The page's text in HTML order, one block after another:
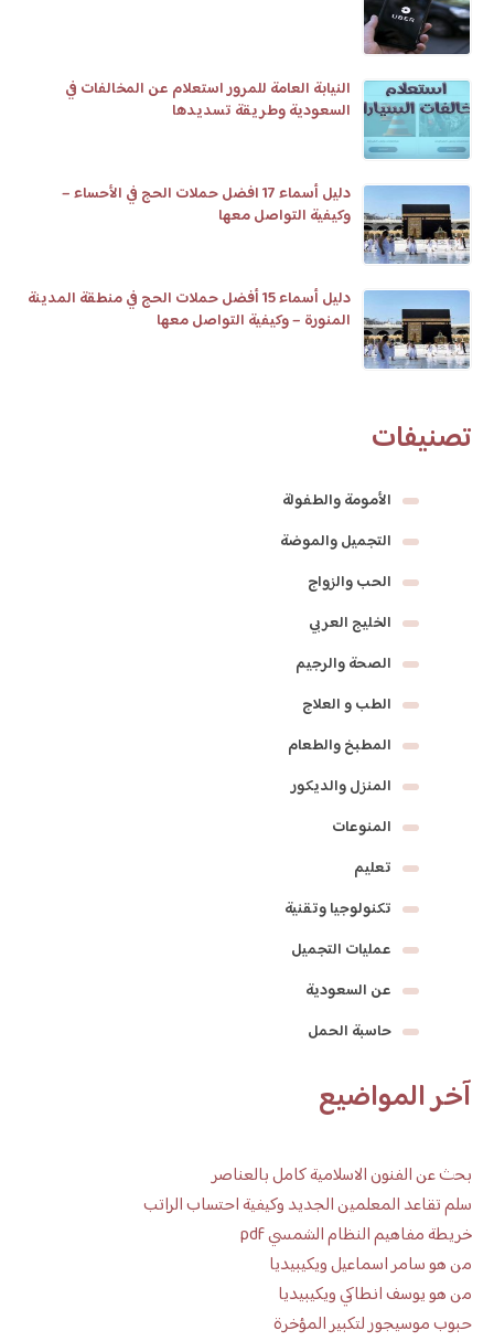
النيابة العامة للمرور استعلام عن المخالفات في
السعودية وطريقة تسديدها
دليل أسماء 17 افضل حملات الحج في الأحساء –
وكيفية التواصل معها
دليل أسماء 15 أفضل حملات الحج في منطقة المدينة
المنورة – وكيفية التواصل معها
تصنيفات
الأمومة والطفولة
التجميل والموضة
الحب والزواج
الخليج العربي
الصحة والرجيم
الطب و العلاج
المطبخ والطعام
المنزل والديكور
المنوعات
تعليم
تكنولوجيا وتقنية
عمليات التجميل
عن السعودية
حاسبة الحمل
آخر المواضيع
بحث عن الفنون الاسلامية كامل بالعناصر
سلم تقاعد المعلمين الجديد وكيفية احتساب الراتب
خريطة مفاهيم النظام الشمسي pdf
من هو سامر اسماعيل ويكيبيديا
من هو يوسف انطاكي ويكيبيديا
حبوب موسيجور لتكبير المؤخرة